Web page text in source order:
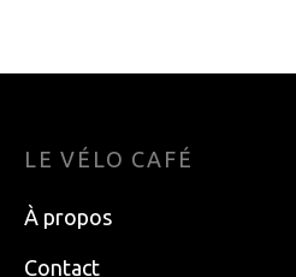
LE VÉLO CAFÉ
À propos
Contact